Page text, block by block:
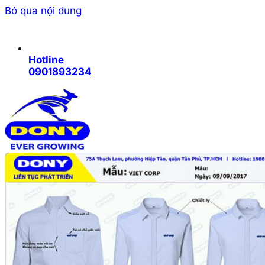
Bỏ qua nội dung
Hotline
0901893234
Trang chủ